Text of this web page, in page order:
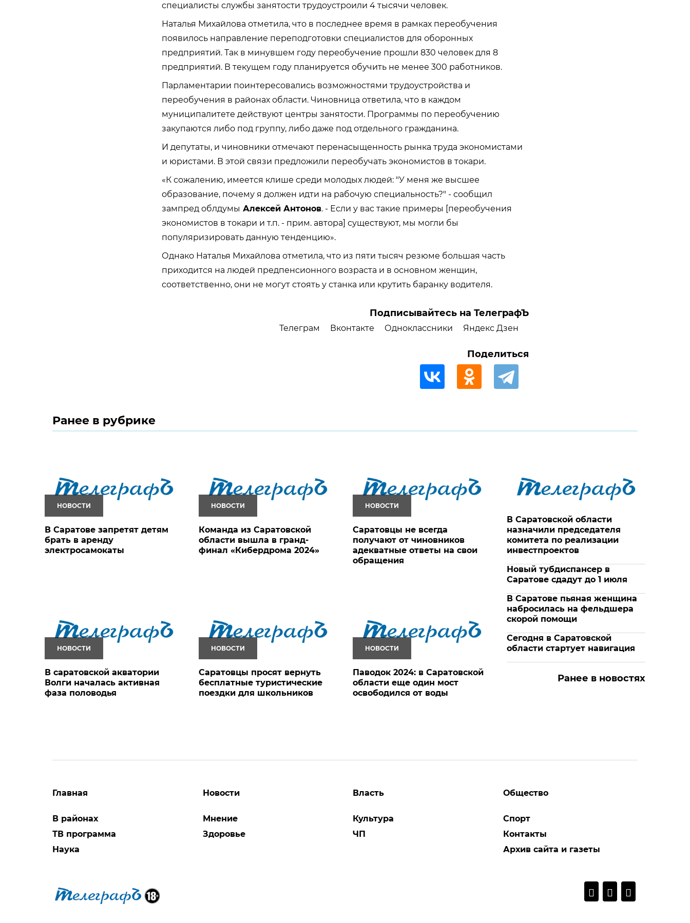
специалисты службы занятости трудоустроили 4 тысячи человек.
Наталья Михайлова отметила, что в последнее время в рамках переобучения
появилось направление переподготовки специалистов для оборонных
предприятий. Так в минувшем году переобучение прошли 830 человек для 8
предприятий. В текущем году планируется обучить не менее 300 работников.
Парламентарии поинтересовались возможностями трудоустройства и
переобучения в районах области. Чиновница ответила, что в каждом
муниципалитете действуют центры занятости. Программы по переобучению
закупаются либо под группу, либо даже под отдельного гражданина.
И депутаты, и чиновники отмечают перенасыщенность рынка труда экономистами
и юристами. В этой связи предложили переобучать экономистов в токари.
«К сожалению, имеется клише среди молодых людей: "У меня же высшее
образование, почему я должен идти на рабочую специальность?" - сообщил
зампред облдумы Алексей Антонов. - Если у вас такие примеры [переобучения
экономистов в токари и т.п. - прим. автора] существуют, мы могли бы
популяризировать данную тенденцию».
Однако Наталья Михайлова отметила, что из пяти тысяч резюме большая часть
приходится на людей предпенсионного возраста и в основном женщин,
соответственно, они не могут стоять у станка или крутить баранку водителя.
Подписывайтесь на ТелеграфЪ
Телеграм Вконтакте Одноклассники Яндекс Дзен
Поделиться
Ранее в рубрике
НОВОСТИ
В Саратове запретят детям
брать в аренду
электросамокаты
НОВОСТИ
Команда из Саратовской
области вышла в гранд-
финал «Кибердрома 2024»
НОВОСТИ
Саратовцы не всегда
получают от чиновников
адекватные ответы на свои
обращения
НОВОСТИ
В саратовской акватории
Волги началась активная
фаза половодья
НОВОСТИ
Саратовцы просят вернуть
бесплатные туристические
поездки для школьников
НОВОСТИ
Паводок 2024: в Саратовской
области еще один мост
освободился от воды
В Саратовской области
назначили председателя
комитета по реализации
инвестпроектов
Новый тубдиспансер в
Саратове сдадут до 1 июля
В Саратове пьяная женщина
набросилась на фельдшера
скорой помощи
Сегодня в Саратовской
области стартует навигация
Ранее в новостях
Главная
В районах
ТВ программа
Наука
Новости
Мнение
Здоровье
Власть
Культура
ЧП
Общество
Спорт
Контакты
Архив сайта и газеты